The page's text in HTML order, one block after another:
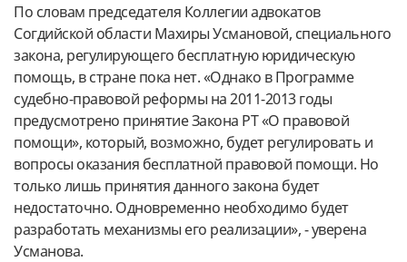
По словам председателя Коллегии адвокатов
Согдийской области Махиры Усмановой, специального
закона, регулирующего бесплатную юридическую
помощь, в стране пока нет. «Однако в Программе
судебно-правовой реформы на 2011-2013 годы
предусмотрено принятие Закона РТ «О правовой
помощи», который, возможно, будет регулировать и
вопросы оказания бесплатной правовой помощи. Но
только лишь принятия данного закона будет
недостаточно. Одновременно необходимо будет
разработать механизмы его реализации», - уверена
Усманова.